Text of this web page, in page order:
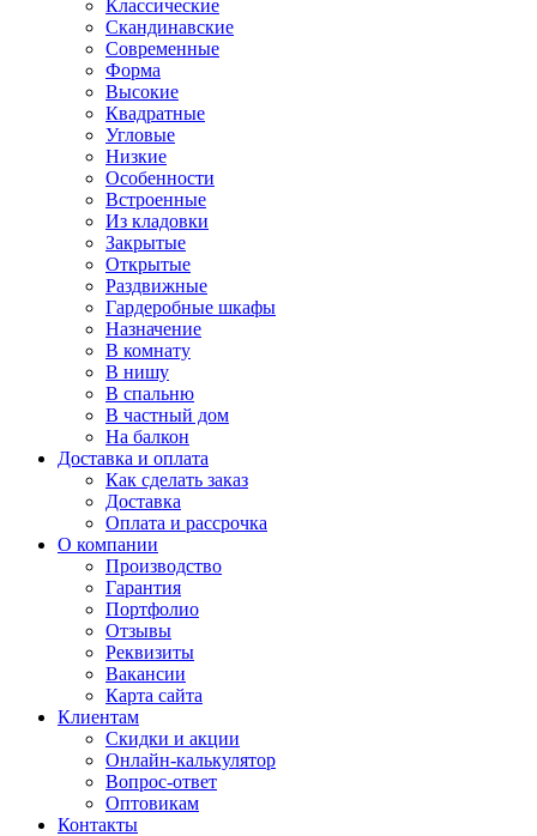
Классические
Скандинавские
Современные
Форма
Высокие
Квадратные
Угловые
Низкие
Особенности
Встроенные
Из кладовки
Закрытые
Открытые
Раздвижные
Гардеробные шкафы
Назначение
В комнату
В нишу
В спальню
В частный дом
На балкон
Доставка и оплата
Как сделать заказ
Доставка
Оплата и рассрочка
О компании
Производство
Гарантия
Портфолио
Отзывы
Реквизиты
Вакансии
Карта сайта
Клиентам
Скидки и акции
Онлайн-калькулятор
Вопрос-ответ
Оптовикам
Контакты